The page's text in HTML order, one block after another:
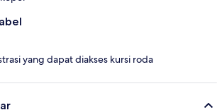
yang dapat diakses kursi roda